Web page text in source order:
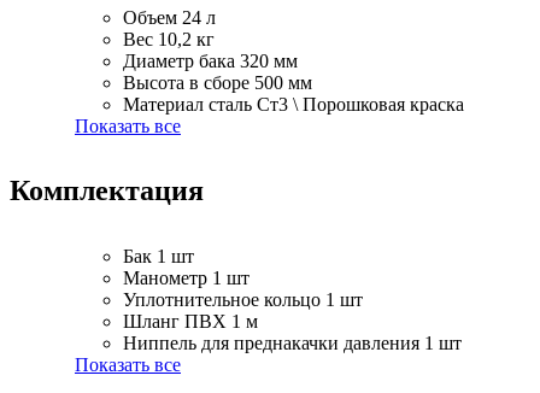
Объем 24 л
Вес 10,2 кг
Диаметр бака 320 мм
Высота в сборе 500 мм
Материал сталь Ст3 \ Порошковая краска
Показать все
Комплектация
Бак 1 шт
Манометр 1 шт
Уплотнительное кольцо 1 шт
Шланг ПВХ 1 м
Ниппель для преднакачки давления 1 шт
Показать все